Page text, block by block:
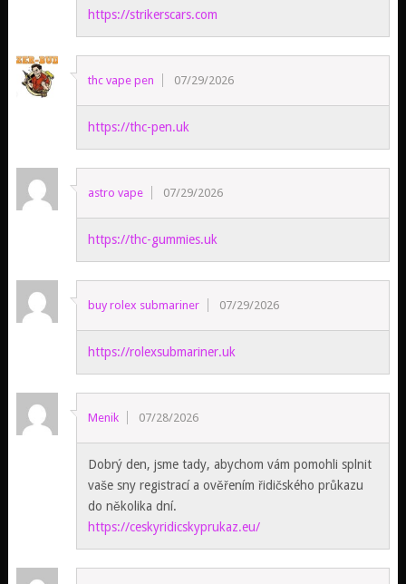
https://strikerscars.com
thc vape pen 07/29/2026
https://thc-pen.uk
astro vape 07/29/2026
https://thc-gummies.uk
buy rolex submariner 07/29/2026
https://rolexsubmariner.uk
Menik 07/28/2026
Dobrý den, jsme tady, abychom vám pomohli splnit
vaše sny registrací a ověřením řidičského průkazu
do několika dní.
https://ceskyridicskyprukaz.eu/